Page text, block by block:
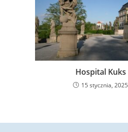
Hospital Kuks
15 stycznia, 2025